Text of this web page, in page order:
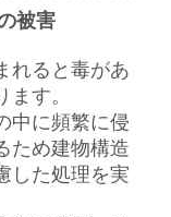
被害
れると毒があ
ます。
中に頻繁に侵
ため建物構造
した処理を実